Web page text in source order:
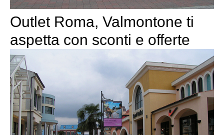
Outlet Roma, Valmontone ti
aspetta con sconti e offerte